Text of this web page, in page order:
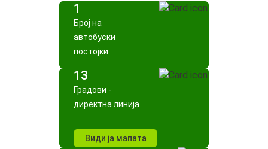
1
Број на
автобуски
постојки
13
Градови -
директна линија
Види ја мапата